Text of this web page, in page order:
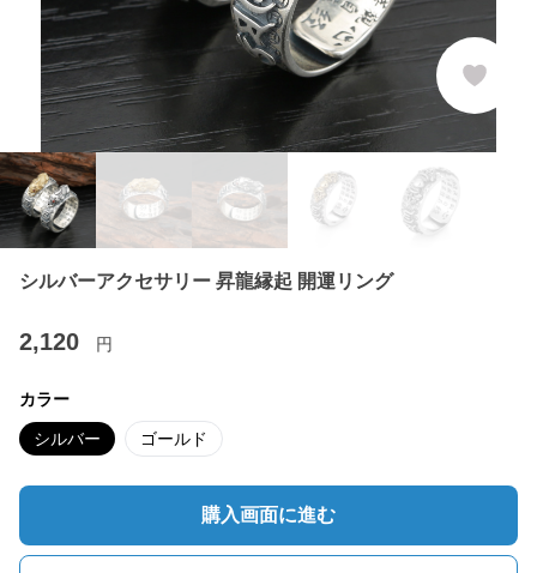
シルバーアクセサリー 昇龍縁起 開運リング
2,120 円
カラー
シルバー ゴールド
購入画面に進む